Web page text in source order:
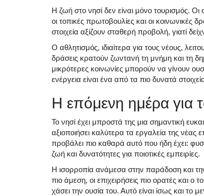
Η ζωή στο νησί δεν είναι μόνο τουρισμός. Οι
οι τοπικές πρωτοβουλίες και οι κοινωνικές
στοιχεία αξίζουν σταθερή προβολή, γιατί
Ο αθλητισμός, ιδιαίτερα για τους νέους,
δράσεις κρατούν ζωντανή τη μνήμη και τη
μικρότερες κοινωνίες μπορούν να γίνουν
ενέργεια είναι ένα από τα πιο δυνατά
Η επόμενη ημέρα για
Το νησί έχει μπροστά της μια σημαντική
αξιοποιήσει καλύτερα τα εργαλεία της
προβάλει πιο καθαρά αυτό που ήδη έχει:
ζωή και δυνατότητες για ποιοτικές εμπειρίες.
Η ισορροπία ανάμεσα στην παράδοση και την
πιο άμεση, οι επιχειρήσεις πιο ορατές και ο
χάσει την ουσία του. Αυτό είναι ίσως και το